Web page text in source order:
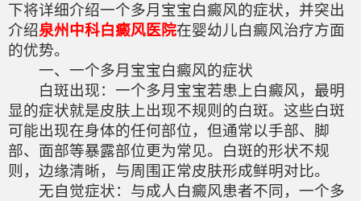
下将详细介绍一个多月宝宝白癜风的症状，并突出
介绍泉州中科白癜风医院在婴幼儿白癜风治疗方面
的优势。
一、一个多月宝宝白癜风的症状
白斑出现：一个多月宝宝若患上白癜风，最明
显的症状就是皮肤上出现不规则的白斑。这些白斑
可能出现在身体的任何部位，但通常以手部、脚
部、面部等暴露部位更为常见。白斑的形状不规
则，边缘清晰，与周围正常皮肤形成鲜明对比。
无自觉症状：与成人白癜风患者不同，一个多